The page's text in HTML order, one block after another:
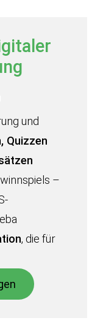
und
Quizzen
–
, die für